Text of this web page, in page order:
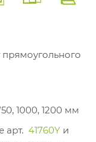
1000, 1200 мм
арт. 41760Y и